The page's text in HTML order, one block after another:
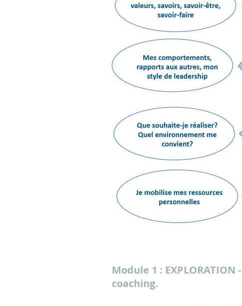
Module 1 : EXPLORATION
coaching.